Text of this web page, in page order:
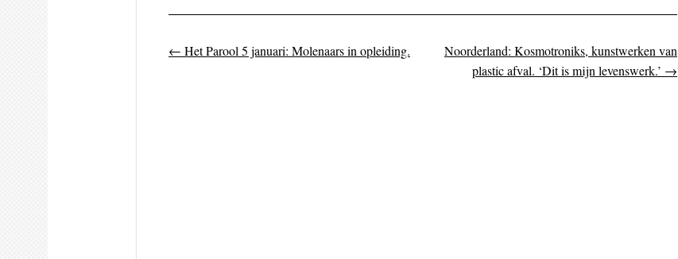
Post navigation
← Het Parool 5 januari: Molenaars in opleiding.
Noorderland: Kosmotroniks, kunstwerken van
plastic afval. ‘Dit is mijn levenswerk.’ →